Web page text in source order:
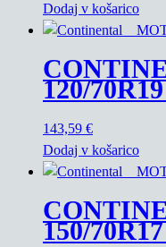
Dodaj v košarico
120/
143,59 €
Dodaj v košarico
150/